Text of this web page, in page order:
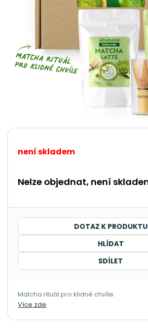
není skladem
Nelze objednat, není
DOTAZ K PRODUKTU
HLÍDAT
SDÍLET
Matcha rituál pro klidné chvíle.
Více zde